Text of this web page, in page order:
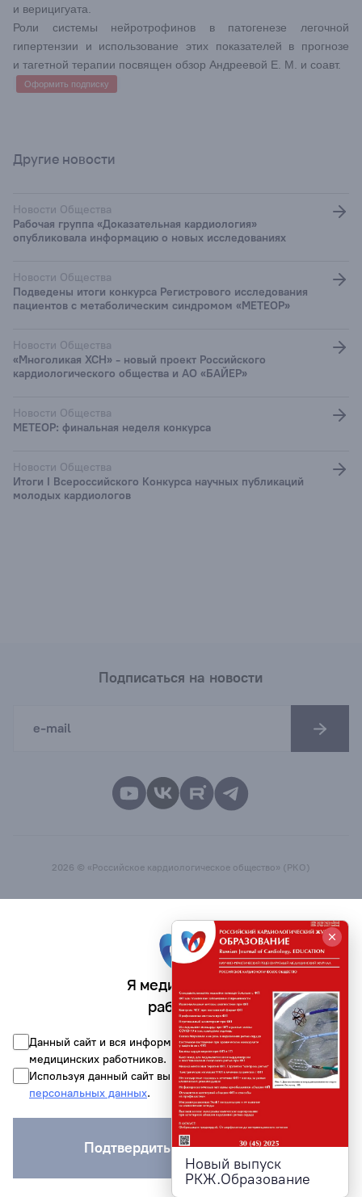
и верицигуата.
Роли системы нейротрофинов в патогенезе легочной
гипертензии и использование этих показателей в прогнозе
и тагетной терапии посвящен обзор Андреевой Е. М. и соавт.
Оформить подписку
Другие новости
Новости Общества
Рабочая группа «Доказательная кардиология»
опубликовала информацию о новых исследованиях
Новости Общества
Подведены итоги конкурса Регистрового исследования
пациентов с метаболическим синдромом «МЕТЕОР»
Новости Общества
«Многоликая ХСН» - новый проект Российского
кардиологического общества и АО «БАЙЕР»
Новости Общества
МЕТЕОР: финальная неделя конкурса
Новости Общества
Итоги I Всероссийского Конкурса научных публикаций
молодых кардиологов
Подписаться на новости
2026 © «Российское кардиологическое общество» (РКО)
Я медицинский
работник
Данный сайт и вся информация на нём предназначена для
медицинских работников.
Используя данный сайт вы соглашаетесь на обработку
персональных данных.
Подтвердить и войти на сайт
Новый выпуск
РКЖ.Образование